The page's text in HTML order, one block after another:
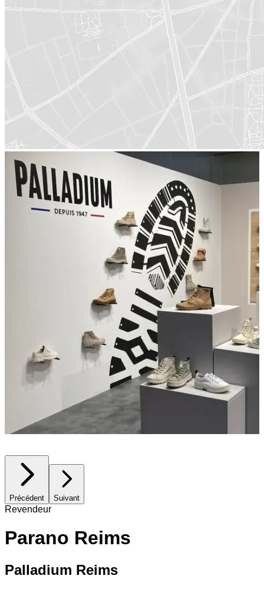
Précédent Suivant
Revendeur
Parano Reims
Palladium Reims